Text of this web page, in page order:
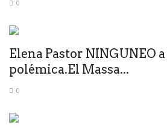
0
Elena Pastor NINGUNEO
polémica.El Massa...
0